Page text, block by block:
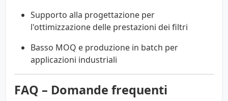
Supporto alla progettazione per
l'ottimizzazione delle prestazioni dei filtri
Basso MOQ e produzione in batch per
applicazioni industriali
FAQ – Domande frequenti